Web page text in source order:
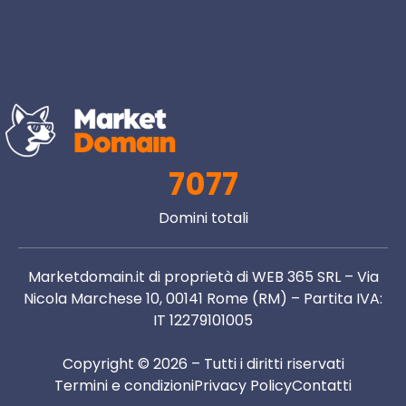
7077
Domini totali
Marketdomain.it di proprietà di WEB 365 SRL – Via
Nicola Marchese 10, 00141 Rome (RM) – Partita IVA:
IT 12279101005
Copyright © 2026 – Tutti i diritti riservati
Termini e condizioniPrivacy PolicyContatti